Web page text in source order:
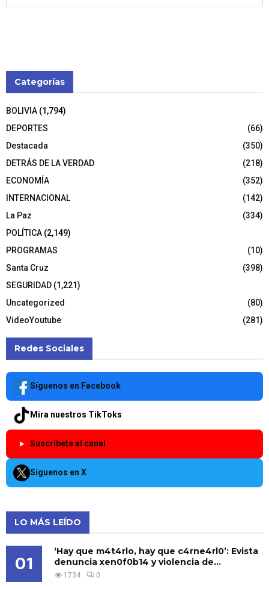
Categorías
BOLIVIA (1,794)
DEPORTES
(66)
Destacada
(350)
DETRÁS DE LA VERDAD
(218)
ECONOMÍA
(352)
INTERNACIONAL
(142)
La Paz
(334)
POLÍTICA (2,149)
PROGRAMAS
(10)
Santa Cruz
(398)
SEGURIDAD (1,221)
Uncategorized
(80)
VideoYoutube
(281)
Redes Sociales
Síguenos en Facebook
Mira nuestros TikToks
Suscríbete al canal
Síguenos en X
LO MÁS LEÍDO
01
‘Hay que m4t4rlo, hay que c4rne4rl0’: Evista
denuncia xen0f0b14 y violencia de...
1734 0